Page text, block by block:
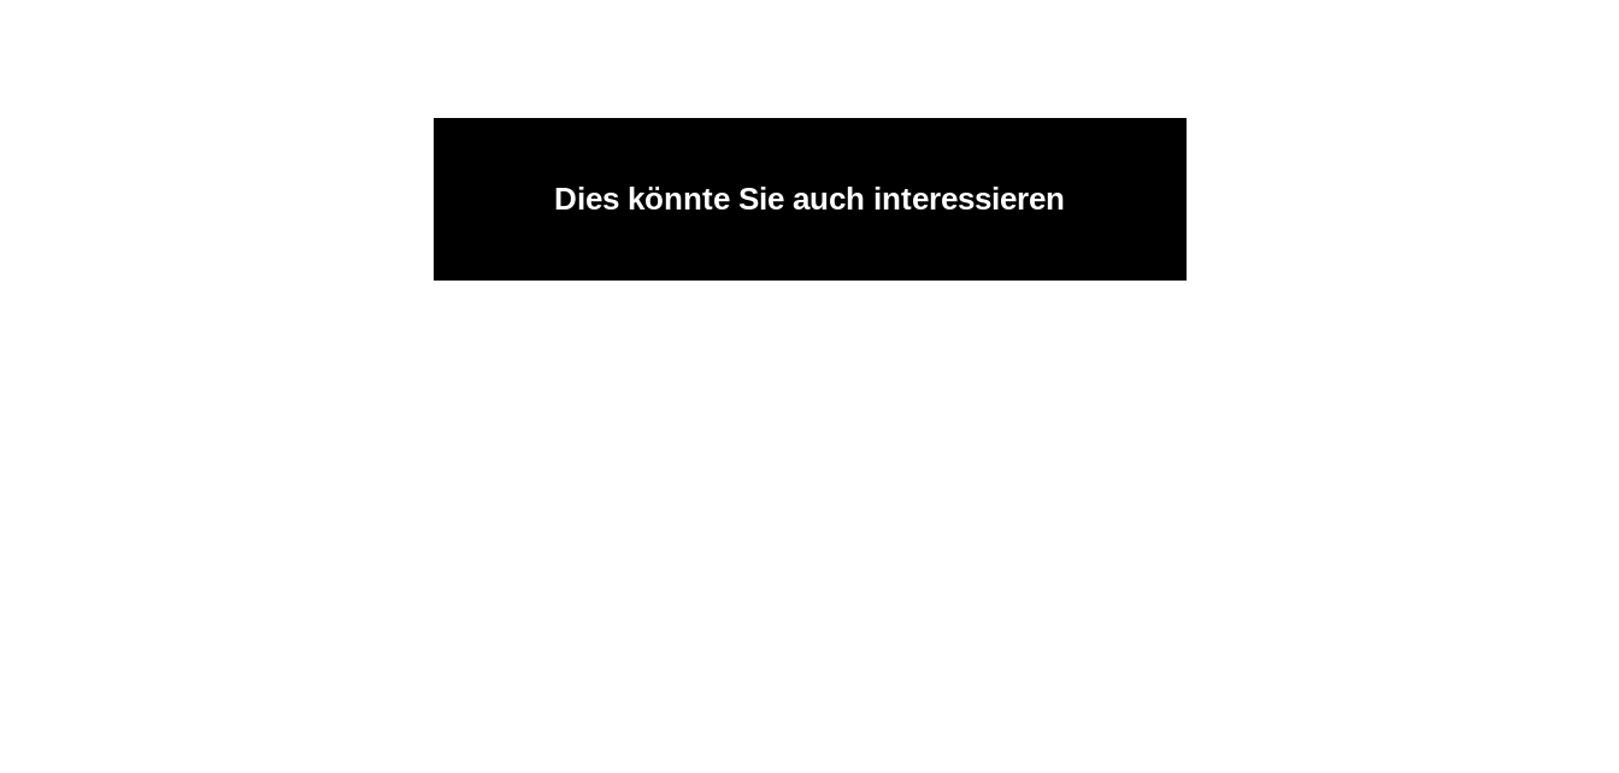
Dies könnte Sie auch interessieren